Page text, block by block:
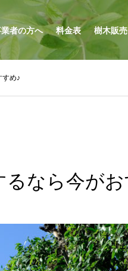
者の方へ 料金表 樹木販売
め♪
なら今が